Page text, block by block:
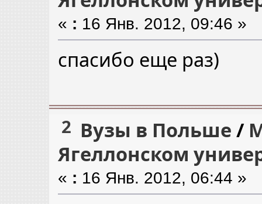
« : 16 Янв. 2012, 09:46 »
спасибо еще раз)
2 Вузы в Польше /
Ягеллонском
« : 16 Янв. 2012, 06:44 »